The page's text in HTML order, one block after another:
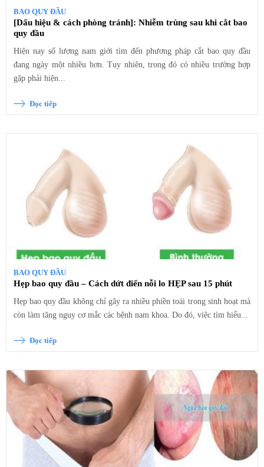
BAO QUY ĐẦU
[Dấu hiệu & cách phòng tránh]: Nhiễm trùng sau khi cắt bao
quy đầu
Hiện nay số lượng nam giới tìm đến phương pháp cắt bao quy đầu
đang ngày một nhiều hơn. Tuy nhiên, trong đó có nhiều trường hợp
gặp phải hiện...
Đọc tiếp
BAO QUY ĐẦU
Hẹp bao quy đầu – Cách dứt điển nỗi lo HẸP sau 15 phút
Hẹp bao quy đầu không chỉ gây ra nhiều phiền toái trong sinh hoạt mà
còn làm tăng nguy cơ mắc các bệnh nam khoa. Do đó, việc tìm hiểu...
Đọc tiếp